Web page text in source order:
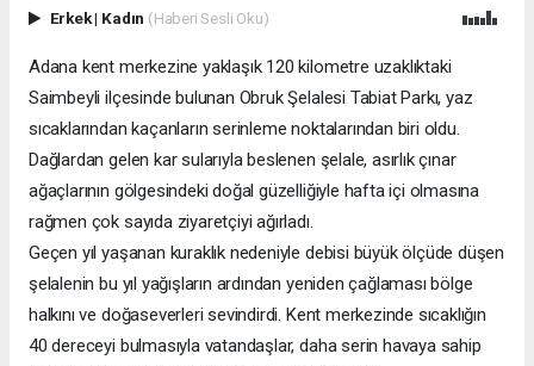
Erkek| Kadın (Haberi Sesli Oku)
Adana kent merkezine yaklaşık 120 kilometre uzaklıktaki
Saimbeyli ilçesinde bulunan Obruk Şelalesi Tabiat Parkı, yaz
sıcaklarından kaçanların serinleme noktalarından biri oldu.
Dağlardan gelen kar sularıyla beslenen şelale, asırlık çınar
ağaçlarının gölgesindeki doğal güzelliğiyle hafta içi olmasına
rağmen çok sayıda ziyaretçiyi ağırladı.
Geçen yıl yaşanan kuraklık nedeniyle debisi büyük ölçüde düşen
şelalenin bu yıl yağışların ardından yeniden çağlaması bölge
halkını ve doğaseverleri sevindirdi. Kent merkezinde sıcaklığın
40 dereceyi bulmasıyla vatandaşlar, daha serin havaya sahip